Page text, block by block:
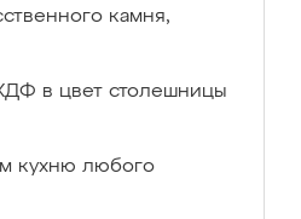
камня,
в цвет столешницы
кухню любого